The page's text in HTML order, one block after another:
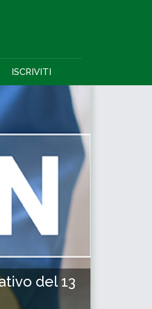
ISCRIVITI
del 13